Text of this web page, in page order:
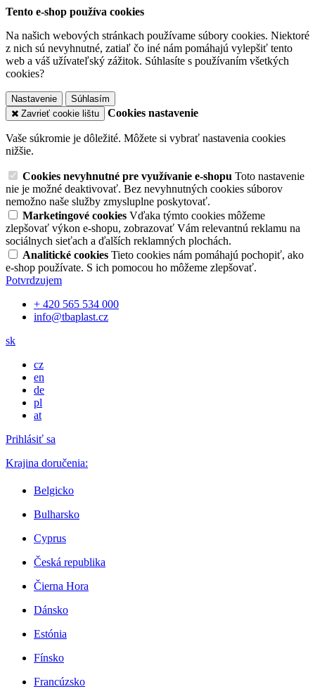
Tento e-shop používa cookies
Na našich webových stránkach používame súbory cookies. Niektoré
z nich sú nevyhnutné, zatiaľ čo iné nám pomáhajú vylepšiť tento
web a váš užívateľský zážitok. Súhlasíte s používaním všetkých
cookies?
Nastavenie
Súhlasím
Zavrieť cookie lištu
Cookies nastavenie
Vaše súkromie je dôležité. Môžete si vybrať nastavenia cookies
nižšie.
Cookies nevyhnutné pre využívanie e-shopu Toto nastavenie
nie je možné deaktivovať. Bez nevyhnutných cookies súborov
nemožno naše služby zmysluplne poskytovať.
Marketingové cookies Vďaka týmto cookies môžeme
zlepšovať výkon e-shopu, zobrazovať Vám relevantnú reklamu na
sociálnych sieťach a ďalších reklamných plochách.
Analitické cookies Tieto cookies nám pomáhajú pochopiť, ako
e-shop používate. S ich pomocou ho môžeme zlepšovať.
Potvrdzujem
+ 420 565 534 000
info@tbaplast.cz
sk
cz
en
de
pl
at
Prihlásiť sa
Krajina doručenia:
Belgicko
Bulharsko
Cyprus
Česká republika
Čierna Hora
Dánsko
Estónia
Fínsko
Francúzsko